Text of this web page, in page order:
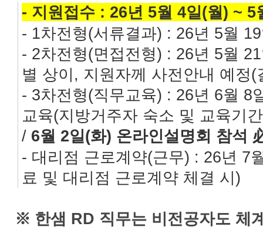
- 지원접수 : 26년 5월 4일(월) ~ 5
- 1차전형(서류결과) : 26년 5월
- 2차전형(면접전형) : 26년 5월
별 상이, 지원자께 사전안내 예정
- 3차전형(직무교육) : 26년 6월 8
교육(지방거주자 숙소 및 교육기
/ 6월 2일(화) 온라인설명회 참석
- 대리점 근로계약(근무) : 26년 7
료 및 대리점 근로계약 체결 시)
※ 한샘 RD 직무는 비전공자도 체